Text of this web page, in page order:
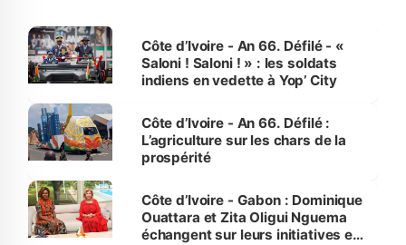
Côte d’Ivoire - An 66. Défilé - «
Saloni ! Saloni ! » : les soldats
indiens en vedette à Yop’ City
Côte d’Ivoire - An 66. Défilé :
L’agriculture sur les chars de la
prospérité
Côte d’Ivoire - Gabon : Dominique
Ouattara et Zita Oligui Nguema
échangent sur leurs initiatives en